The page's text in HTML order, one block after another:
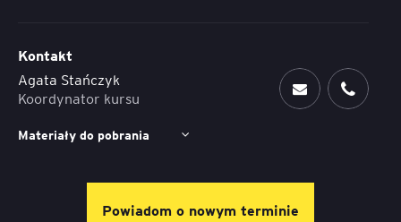
Kontakt
Agata Stańczyk
Koordynator kursu
Materiały do pobrania
Powiadom o nowym terminie